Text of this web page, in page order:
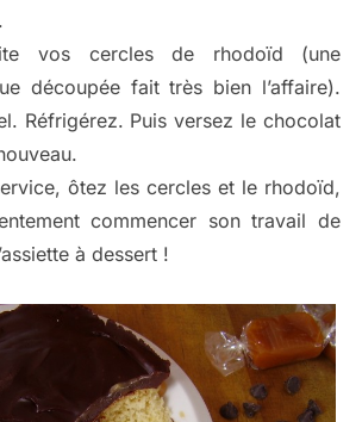
vos cercles de rhodoïd (une
découpée fait très bien l’affaire).
Réfrigérez. Puis versez le chocolat
ôtez les cercles et le rhodoïd,
commencer son travail de
à dessert !